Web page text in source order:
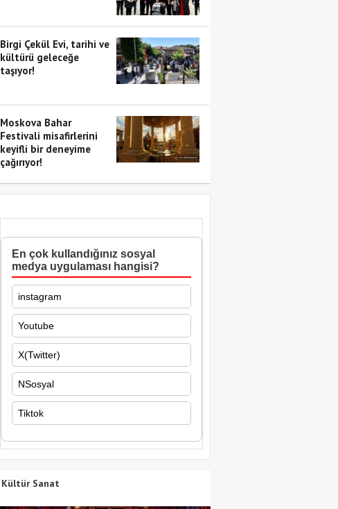
Birgi Çekül Evi, tarihi ve
kültürü geleceğe
taşıyor!
Moskova Bahar
Festivali misafirlerini
keyifli bir deneyime
çağırıyor!
En çok kullandığınız sosyal
medya uygulaması hangisi?
instagram
Youtube
X(Twitter)
NSosyal
Tiktok
Kültür Sanat